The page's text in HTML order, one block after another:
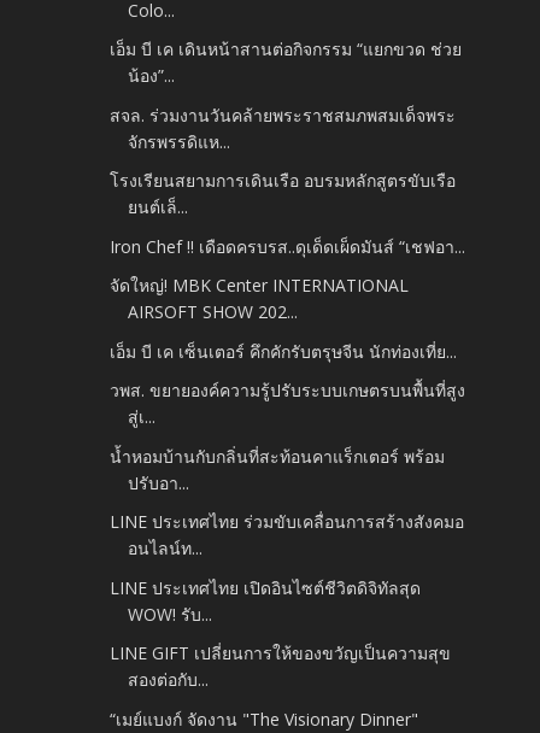
Colo...
เอ็ม บี เค เดินหน้าสานต่อกิจกรรม “แยกขวด ช่วย
น้อง”...
สจล. ร่วมงานวันคล้ายพระราชสมภพสมเด็จพระ
จักรพรรดิแห...
โรงเรียนสยามการเดินเรือ อบรมหลักสูตรขับเรือ
ยนต์เล็...
Iron Chef !! เดือดครบรส..ดุเด็ดเผ็ดมันส์ “เชฟอา...
จัดใหญ่! MBK Center INTERNATIONAL
AIRSOFT SHOW 202...
เอ็ม บี เค เซ็นเตอร์ คึกคักรับตรุษจีน นักท่องเที่ย...
วพส. ขยายองค์ความรู้ปรับระบบเกษตรบนพื้นที่สูง
สู่เ...
น้ำหอมบ้านกับกลิ่นที่สะท้อนคาแร็กเตอร์ พร้อม
ปรับอา...
LINE ประเทศไทย ร่วมขับเคลื่อนการสร้างสังคมอ
อนไลน์ท...
LINE ประเทศไทย เปิดอินไซต์ชีวิตดิจิทัลสุด
WOW! รับ...
LINE GIFT เปลี่ยนการให้ของขวัญเป็นความสุข
สองต่อกับ...
“เมย์แบงก์ จัดงาน "The Visionary Dinner"